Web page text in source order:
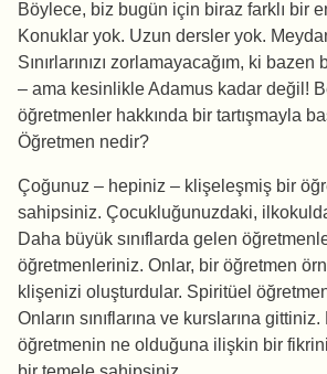
Böylece, biz bugün için biraz farklı bir
Konuklar yok. Uzun dersler yok.
Sınırlarınızı zorlamayacağım, ki bazen
– ama kesinlikle Adamus kadar değil!
öğretmenler hakkında bir tartışmayla
Öğretmen nedir?
Çoğunuz – hepiniz – klişeleşmiş bir
sahipsiniz. Çocukluğunuzdaki,
Daha büyük sınıflarda gelen
öğretmenleriniz. Onlar, bir öğretmen
klişenizi oluşturdular. Spiritüel
Onların sınıflarına ve kurslarına
öğretmenin ne olduğuna ilişkin bir